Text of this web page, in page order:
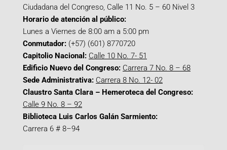
Ciudadana del Congreso, Calle 11 No. 5 – 60 Nivel 3
Horario de atención al público:
Lunes a Viernes de 8:00 am a 5:00 pm
Conmutador: (+57) (601) 8770720
Capitolio Nacional: Calle 10 No. 7- 51
Edificio Nuevo del Congreso: Carrera 7 No. 8 – 68
Sede Administrativa: Carrera 8 No. 12- 02
Claustro Santa Clara – Hemeroteca del Congreso:
Calle 9 No. 8 – 92
Biblioteca Luis Carlos Galán Sarmiento:
Carrera 6 # 8–94